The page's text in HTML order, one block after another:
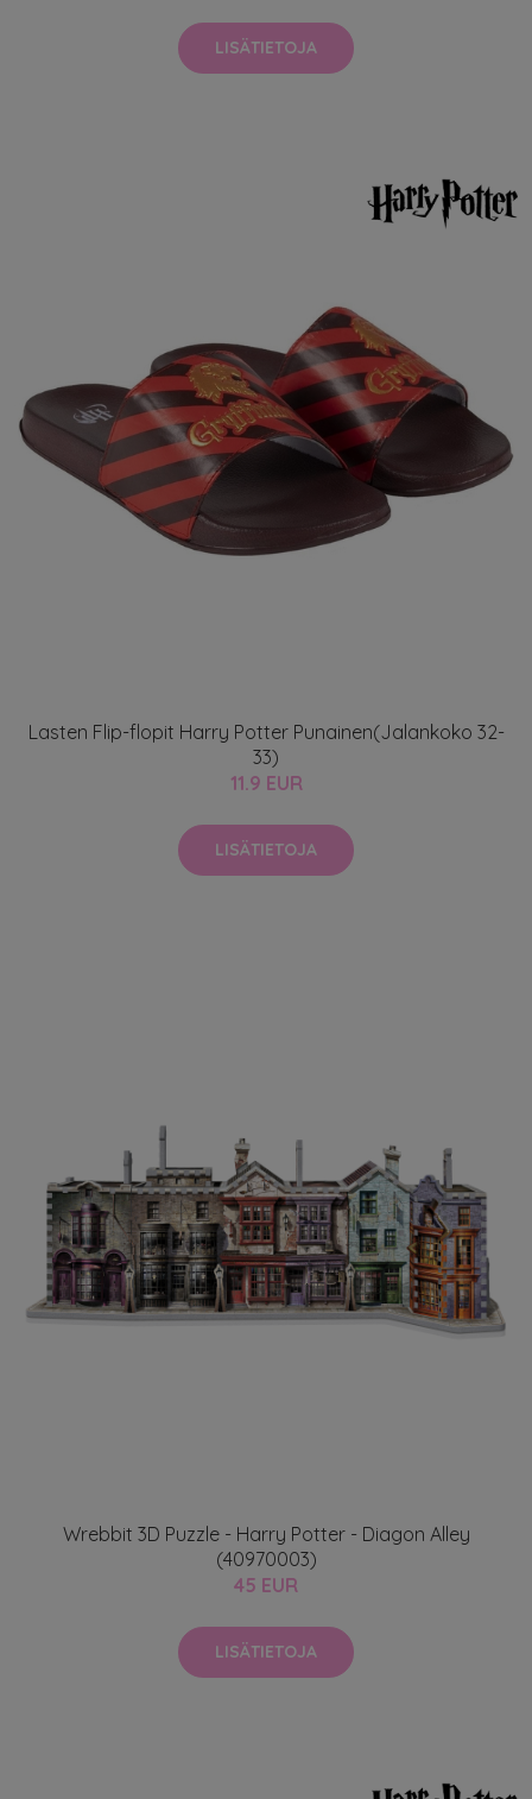
LISÄTIETOJA
Lasten Flip-flopit Harry Potter Punainen(Jalankoko 32-
33)
11.9 EUR
LISÄTIETOJA
Wrebbit 3D Puzzle - Harry Potter - Diagon Alley
(40970003)
45 EUR
LISÄTIETOJA